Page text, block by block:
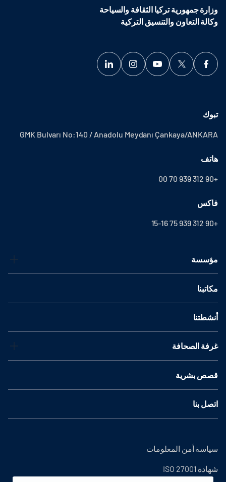
وزارة جمهورية تركيا الثقافة والسياحة
وكالة التعاون والتنسيق التركية
تبوك
GMK Bulvarı No:140 / Anadolu Meydanı Çankaya/ANKARA
هاتف
+90 312 939 70 00
فاكس
+90 312 939 75 15-16
مؤسسة
مكاتبنا
أنشطتنا
غرفة الصحافة
قصص بشرية
اتصل بنا
سياسة أمن المعلومات
شهادة ISO 27001